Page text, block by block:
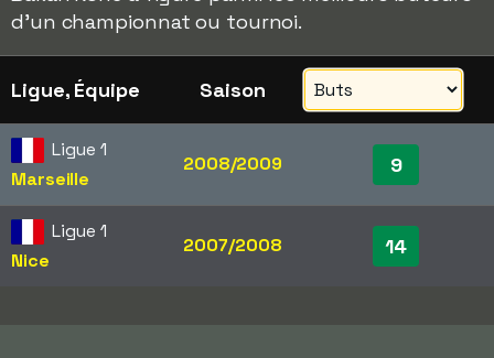
d'un championnat ou tournoi.
Ligue, Équipe Saison
Ligue 1
Marseille
2008/2009 9
Ligue 1
Nice
2007/2008 14